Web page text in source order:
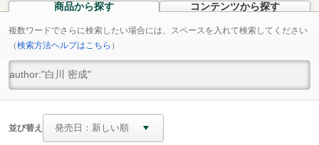
商品から探す コンテンツから探す
複数ワードでさらに検索したい場合には、スペースを入れて検索してください
（検索方法ヘルプはこちら ）
並び替え